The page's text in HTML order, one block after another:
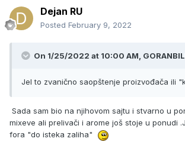
Dejan RU
Posted February 9, 2022
On 1/25/2022 at 10:00 AM,
Jel to zvanično saopštenje proizvođača ili
Sada sam bio na njihovom sajtu i stvarno u
mixeve ali prelivači i arome još stoje u ponudi
fora "do isteka zaliha"